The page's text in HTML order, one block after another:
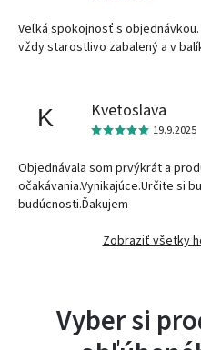
Veľká spokojnosť s
vždy starostlivo zabalený a v
K Kvetoslava
19.9.2025
Objednávala som prvýkrát a
očakávania.Vynikajúce.Určite si
budúcnosti.Ďakujem
Zobraziť všetky
Vyber si